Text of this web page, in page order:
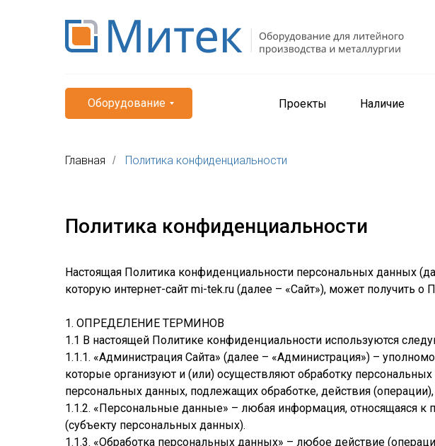
Оборудование Проекты Наличие
Главная / Политика конфиденциальности
Политика конфиденциальности
Настоящая Политика конфиденциальности персональных данных
которую интернет-сайт mi-tek.ru (далее – «Сайт»), может получить о
1. ОПРЕДЕЛЕНИЕ ТЕРМИНОВ
1.1 В настоящей Политике конфиденциальности используются
1.1.1. «Администрация Сайта» (далее – «Администрация») –
которые организуют и (или) осуществляют обработку
персональных данных, подлежащих обработке, действия
1.1.2. «Персональные данные» – любая информация, относящаяся
(субъекту персональных данных).
1.1.3. «Обработка персональных данных» – любое действие